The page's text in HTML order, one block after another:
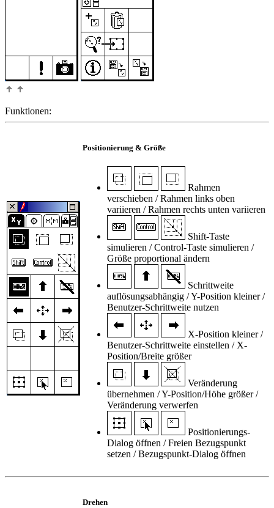
Funktionen:
Positionierung & Größe
Rahmen
verschieben / Rahmen links oben
variieren / Rahmen rechts unten variieren
Shift-Taste
simulieren / Control-Taste simulieren /
Größe proportional ändern
Schrittweite
auflösungsabhängig / Y-Position kleiner /
Benutzer-Schrittweite nutzen
X-Position kleiner /
Benutzer-Schrittweite einstellen / X-
Position/Breite größer
Veränderung
übernehmen / Y-Position/Höhe größer /
Veränderung verwerfen
Positionierungs-
Dialog öffnen / Freien Bezugspunkt
setzen / Bezugspunkt-Dialog öffnen
Drehen